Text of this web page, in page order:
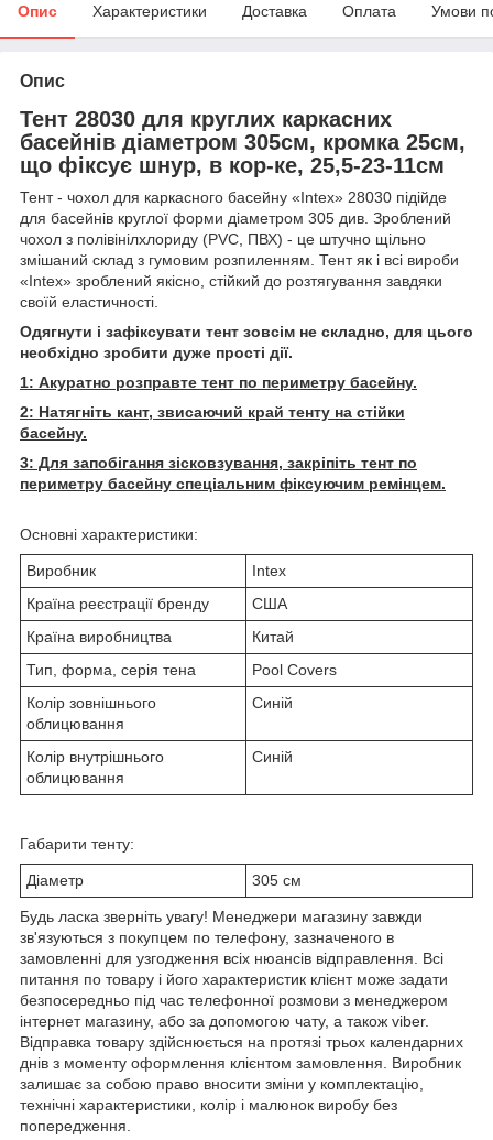
Опис Характеристики Доставка Оплата Умови
Опис
Тент 28030 для круглих каркасних
басейнів діаметром 305см, кромка 25см,
що фіксує шнур, в кор-ке, 25,5-23-11см
Тент - чохол для каркасного басейну «Intex» 28030 підійде
для басейнів круглої форми діаметром 305 див. Зроблений
чохол з полівінілхлориду (PVC, ПВХ) - це штучно щільно
змішаний склад з гумовим розпиленням. Тент як і всі вироби
«Intex» зроблений якісно, стійкий до розтягування завдяки
своїй еластичності.
Одягнути і зафіксувати тент зовсім не складно, для цього
необхідно зробити дуже прості дії.
1: Акуратно розправте тент по периметру басейну.
2: Натягніть кант, звисаючий край тенту на стійки
басейну.
3: Для запобігання зісковзування, закріпіть тент по
периметру басейну спеціальним фіксуючим ремінцем.
Основні характеристики:
Виробник
Intex
Країна реєстрації бренду
США
Країна виробництва
Китай
Тип, форма, серія тена
Pool Covers
Колір зовнішнього
облицювання
Синій
Колір внутрішнього
облицювання
Синій
Габарити тенту:
Діаметр 305 см
Будь ласка зверніть увагу! Менеджери магазину завжди
зв'язуються з покупцем по телефону, зазначеного в
замовленні для узгодження всіх нюансів відправлення. Всі
питання по товару і його характеристик клієнт може задати
безпосередньо під час телефонної розмови з менеджером
інтернет магазину, або за допомогою чату, а також viber.
Відправка товару здійснюється на протязі трьох календарних
днів з моменту оформлення клієнтом замовлення. Виробник
залишає за собою право вносити зміни у комплектацію,
технічні характеристики, колір і малюнок виробу без
попередження.